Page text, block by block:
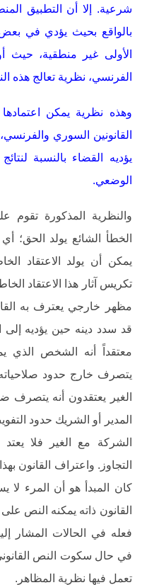
شرعية. إلا أن التطبيق
بالواقع بحيث يؤدي في بعض
الأولى غير منطقية، حيث
الفرنسي، نظرية تعالج هذه
وهذه نظرية يمكن
القانونين السوري
يؤديه القضاء بالنسبة
الوضعي.
والنظرية المذكورة تقوم
الخطأ الشائع يولد الحق؛
يمكن أن يولد الاعتقاد
تكريس آثار هذا الاعتقاد
مظهر خارجي يعترف به
قد سدد دينه حين يؤديه
معتقداً أنه الشخص الذي
يتصرف خارج حدود
الغير يعتقدون أنه يتصرف
المدير أو الشريك حدود
الشركة مع الغير فلا
التجاوز. واعتراف القانون
كان المبدأ هو أن المرء لا
القانون ذاته يمكنه النص على
فعله في الحالات المشار
في حال سكوت النص
تعمل فيها نظرية المظاهر.